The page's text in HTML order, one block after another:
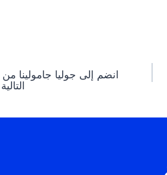
انضم إلى جوليا جامولينا